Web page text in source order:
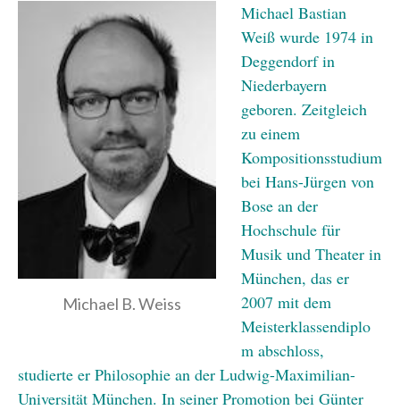
Michael B. Weiss
Michael Bastian
Weiß wurde 1974 in
Deggendorf in
Niederbayern
geboren. Zeitgleich
zu einem
Kompositionsstudium
bei Hans-Jürgen von
Bose an der
Hochschule für
Musik und Theater in
München, das er
2007 mit dem
Meisterklassendiplo
m abschloss,
studierte er Philosophie an der Ludwig-Maximilian-
Universität München. In seiner Promotion bei Günter